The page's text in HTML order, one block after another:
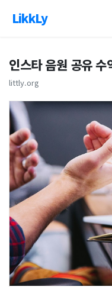
LikkLy
인스타 음원 공유
littly.org